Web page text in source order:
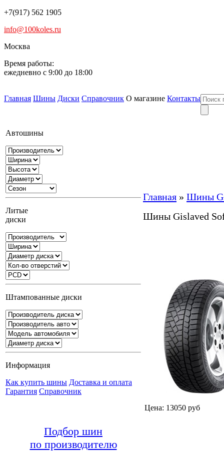
+7(917) 562 1905
info@100koles.ru
Москва
Время работы:
ежедневно с 9:00 до 18:00
Главная Шины Диски Справочник О магазине Контакты
Автошины
Литые
диски
Штампованные диски
Информация
Как купить шины Доставка и оплата
Гарантия Справочник
Подбор шин
по производителю
Главная » Шины
Шины Gislaved
Цена: 13050 руб